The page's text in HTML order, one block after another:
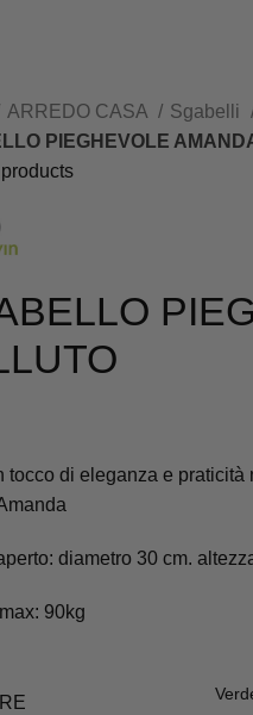
ARREDO CASA
Sgabelli
PIEGHEVOLE
tocco di eleganza e
diametro 30 cm.
90kg